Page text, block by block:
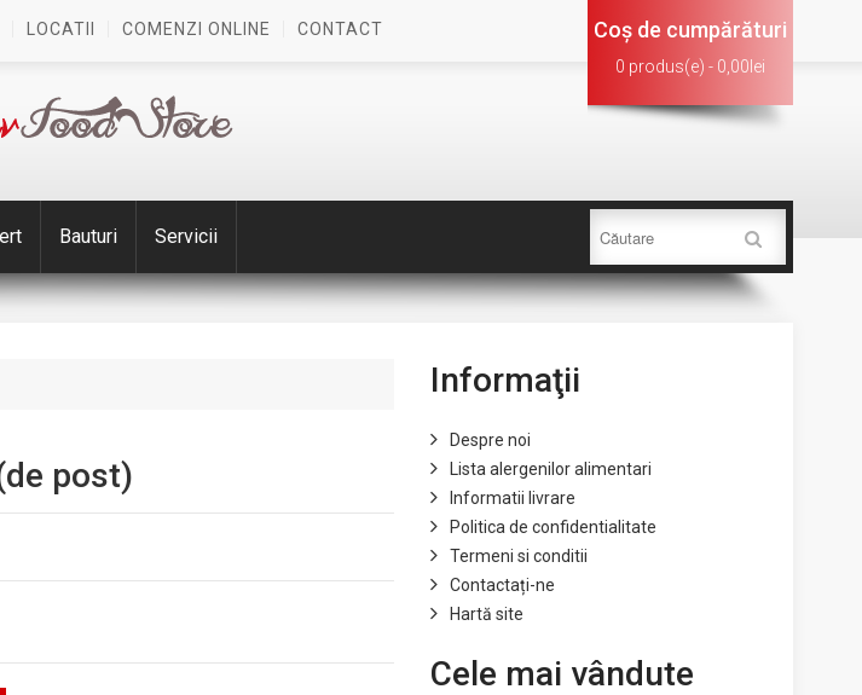
Coş de cumpărături
0 produs(e) - 0,00lei
LOCATII COMENZI ONLINE CONTACT
Bauturi Servicii
post)
Informaţii
Despre noi
Lista alergenilor alimentari
Informatii livrare
Politica de confidentialitate
Termeni si conditii
Contactați-ne
Hartă site
Cele mai vândute